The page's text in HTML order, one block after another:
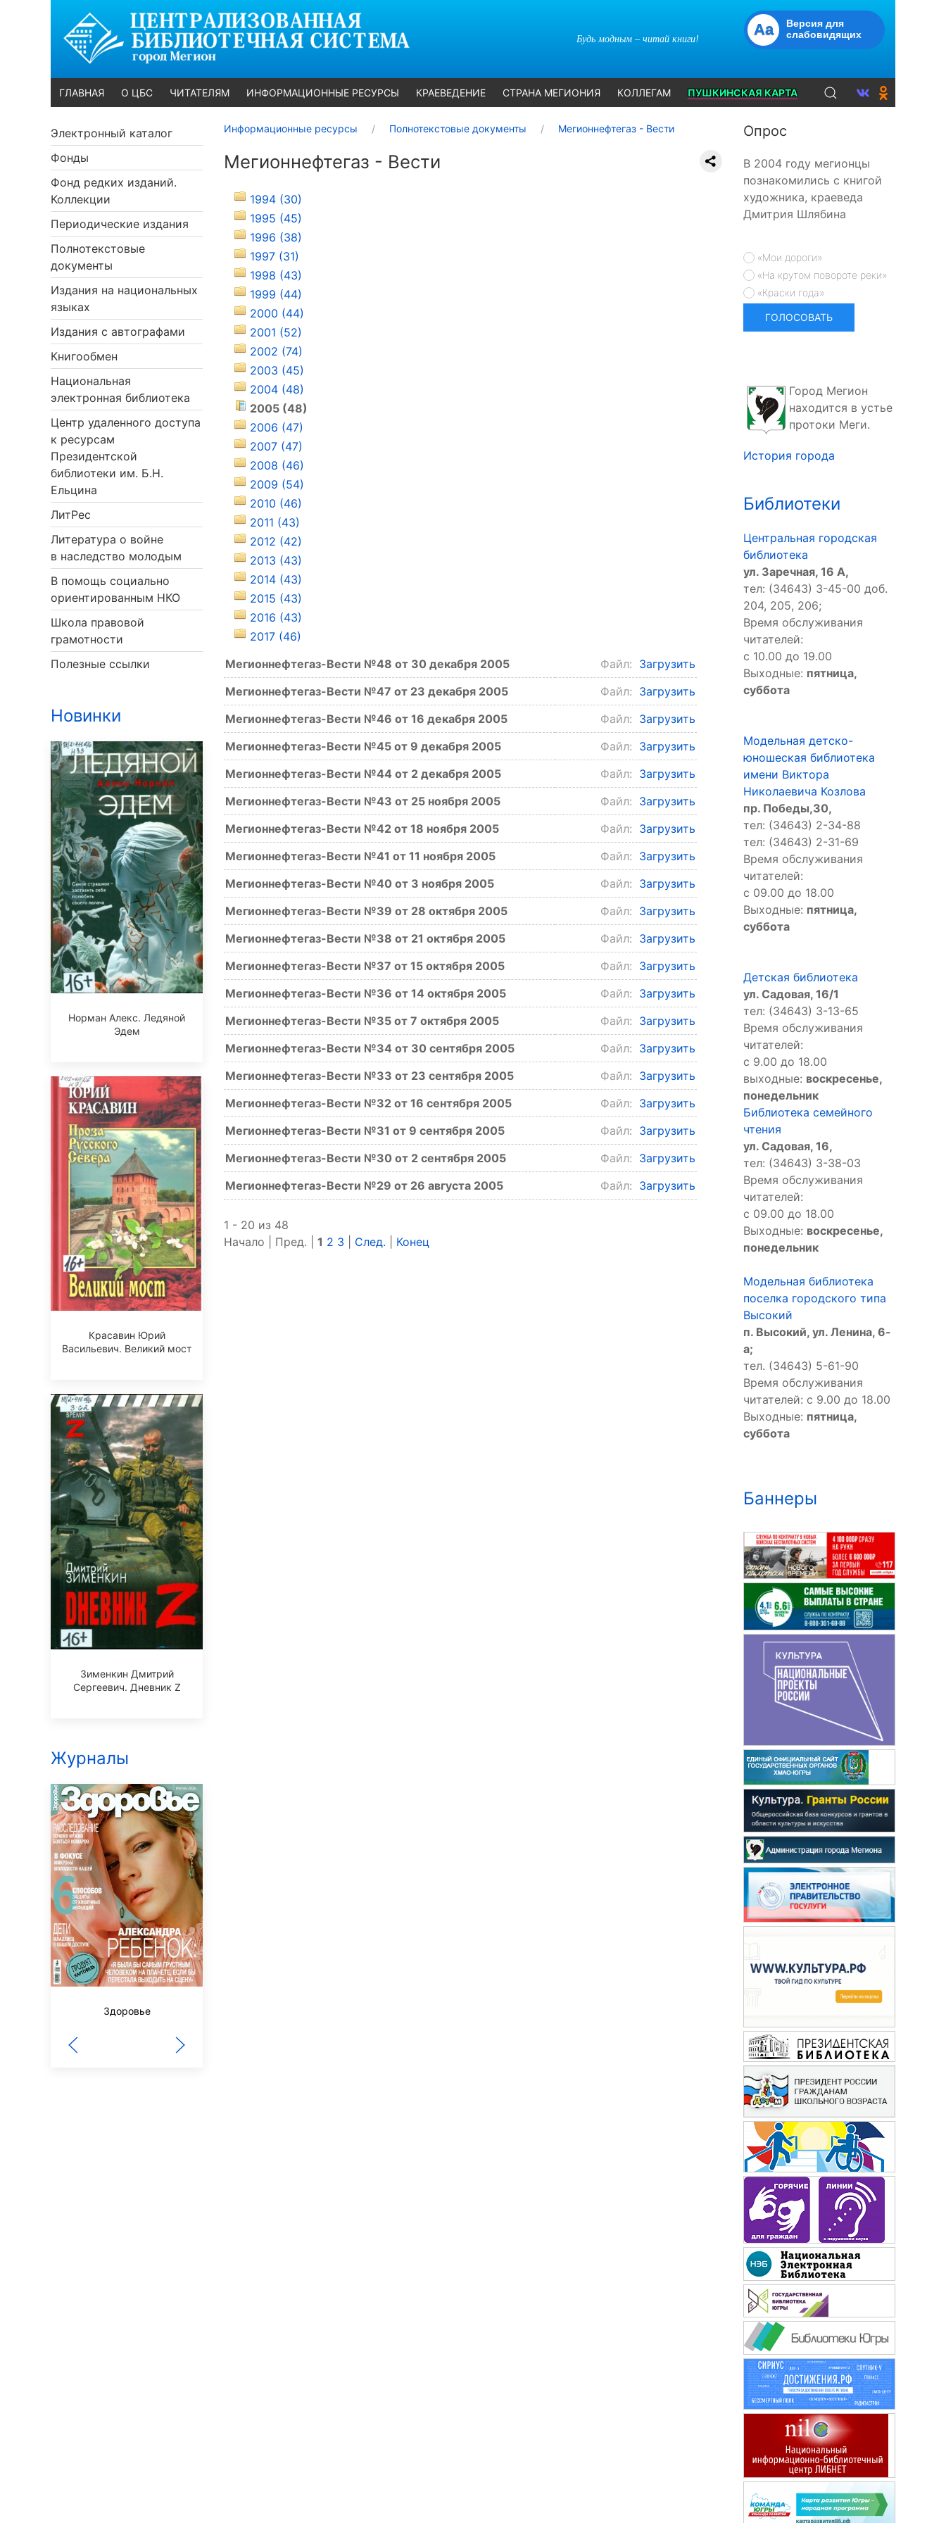
Будь модным – читай книги!
Aa
Версия для
слабовидящих
ГЛАВНАЯ О ЦБС ЧИТАТЕЛЯМ ИНФОРМАЦИОННЫЕ РЕСУРСЫ КРАЕВЕДЕНИЕ СТРАНА МЕГИОНИЯ КОЛЛЕГАМ ПУШКИНСКАЯ КАРТА
Электронный каталог
Фонды
Фонд редких изданий.
Коллекции
Периодические издания
Полнотекстовые
документы
Издания на национальных
языках
Издания с автографами
Книгообмен
Национальная
электронная библиотека
Центр удаленного доступа
к ресурсам
Президентской
библиотеки им. Б.Н.
Ельцина
ЛитРес
Литература о войне
в наследство молодым
В помощь социально
ориентированным НКО
Школа правовой
грамотности
Полезные ссылки
Новинки
Норман Алекс. Ледяной
Эдем
Красавин Юрий
Васильевич. Великий мост
Зименкин Дмитрий
Сергеевич. Дневник Z
Журналы
Здоровье
Информационные ресурсы Полнотекстовые документы Мегионнефтегаз - Вести
Мегионнефтегаз - Вести
1994 (30)
1995 (45)
1996 (38)
1997 (31)
1998 (43)
1999 (44)
2000 (44)
2001 (52)
2002 (74)
2003 (45)
2004 (48)
2005 (48)
2006 (47)
2007 (47)
2008 (46)
2009 (54)
2010 (46)
2011 (43)
2012 (42)
2013 (43)
2014 (43)
2015 (43)
2016 (43)
2017 (46)
Мегионнефтегаз-Вести №48 от 30 декабря 2005
Файл: Загрузить
Мегионнефтегаз-Вести №47 от 23 декабря 2005
Файл: Загрузить
Мегионнефтегаз-Вести №46 от 16 декабря 2005
Файл: Загрузить
Мегионнефтегаз-Вести №45 от 9 декабря 2005
Файл: Загрузить
Мегионнефтегаз-Вести №44 от 2 декабря 2005
Файл: Загрузить
Мегионнефтегаз-Вести №43 от 25 ноября 2005
Файл: Загрузить
Мегионнефтегаз-Вести №42 от 18 ноября 2005
Файл: Загрузить
Мегионнефтегаз-Вести №41 от 11 ноября 2005
Файл: Загрузить
Мегионнефтегаз-Вести №40 от 3 ноября 2005
Файл: Загрузить
Мегионнефтегаз-Вести №39 от 28 октября 2005
Файл: Загрузить
Мегионнефтегаз-Вести №38 от 21 октября 2005
Файл: Загрузить
Мегионнефтегаз-Вести №37 от 15 октября 2005
Файл: Загрузить
Мегионнефтегаз-Вести №36 от 14 октября 2005
Файл: Загрузить
Мегионнефтегаз-Вести №35 от 7 октября 2005
Файл: Загрузить
Мегионнефтегаз-Вести №34 от 30 сентября 2005
Файл: Загрузить
Мегионнефтегаз-Вести №33 от 23 сентября 2005
Файл: Загрузить
Мегионнефтегаз-Вести №32 от 16 сентября 2005
Файл: Загрузить
Мегионнефтегаз-Вести №31 от 9 сентября 2005
Файл: Загрузить
Мегионнефтегаз-Вести №30 от 2 сентября 2005
Файл: Загрузить
Мегионнефтегаз-Вести №29 от 26 августа 2005
Файл: Загрузить
1 - 20 из 48
Начало | Пред. | 1 2 3 След. Конец
Опрос
В 2004 году мегионцы
познакомились с книгой
художника, краеведа
Дмитрия Шлябина
«Мои дороги»
«На крутом повороте реки»
«Краски года»
Город Мегион
находится в устье
протоки Меги.
История города
Библиотеки
Центральная городская
библиотека
ул. Заречная, 16 А,
тел: (34643) 3-45-00 доб.
204, 205, 206;
Время обслуживания
читателей:
с 10.00 до 19.00
Выходные: пятница,
суббота
Модельная детско-
юношеская библиотека
имени Виктора
Николаевича Козлова
пр. Победы,30,
тел: (34643) 2-34-88
тел: (34643) 2-31-69
Время обслуживания
читателей:
с 09.00 до 18.00
Выходные: пятница,
суббота
Детская библиотека
ул. Садовая, 16/1
тел: (34643) 3-13-65
Время обслуживания
читателей:
с 9.00 до 18.00
выходные: воскресенье,
понедельник
Библиотека семейного
чтения
ул. Садовая, 16,
тел: (34643) 3-38-03
Время обслуживания
читателей:
с 09.00 до 18.00
Выходные: воскресенье,
понедельник
Модельная библиотека
поселка городского типа
Высокий
п. Высокий, ул. Ленина, 6-
а;
тел. (34643) 5-61-90
Время обслуживания
читателей: с 9.00 до 18.00
Выходные: пятница,
суббота
Баннеры